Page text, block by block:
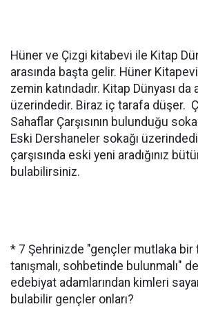
Hüner ve Çizgi kitabevi ile Kitap
arasında başta gelir. Hüner Kitapevi
zemin katındadır. Kitap Dünyası da
üzerindedir. Biraz iç tarafa düşer.
Sahaflar Çarşısının bulunduğu
Eski Dershaneler sokağı
çarşısında eski yeni aradığınız
bulabilirsiniz.
* 7 Şehrinizde "gençler mutlaka bir
tanışmalı, sohbetinde bulunmalı"
edebiyat adamlarından kimleri
bulabilir gençler onları?